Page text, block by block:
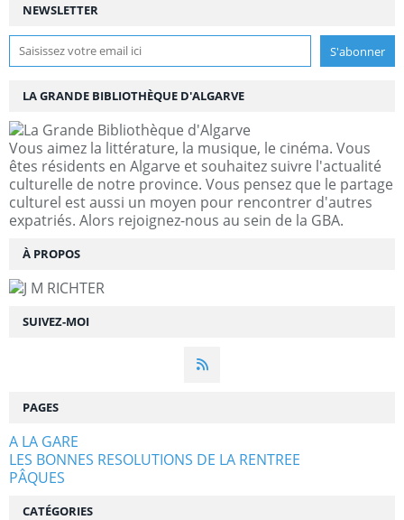
NEWSLETTER
SUIVEZ-MOI
LA GRANDE BIBLIOTHÈQUE D'ALGARVE
Vous aimez la littérature, la musique, le cinéma. Vous
êtes résidents en Algarve et souhaitez suivre l'actualité
culturelle de notre province. Vous pensez que le partage
culturel est aussi un moyen pour rencontrer d'autres
expatriés. Alors rejoignez-nous au sein de la GBA.
À PROPOS
PAGES
A LA GARE
LES BONNES RESOLUTIONS DE LA RENTREE
PÂQUES
CATÉGORIES